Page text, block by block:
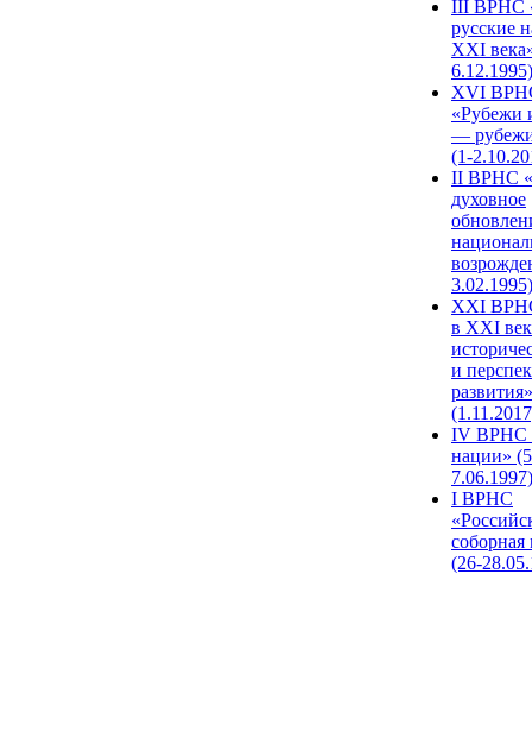
III ВРНС
русские
XXI
6.12.1995)
XVI
«Рубежи
—
(1-
II ВРНС
духовное
3.02.1995)
XХI
в XXI
и
развития»
IV ВРНС
нации»
7.06.1997)
I ВРНС
(26-